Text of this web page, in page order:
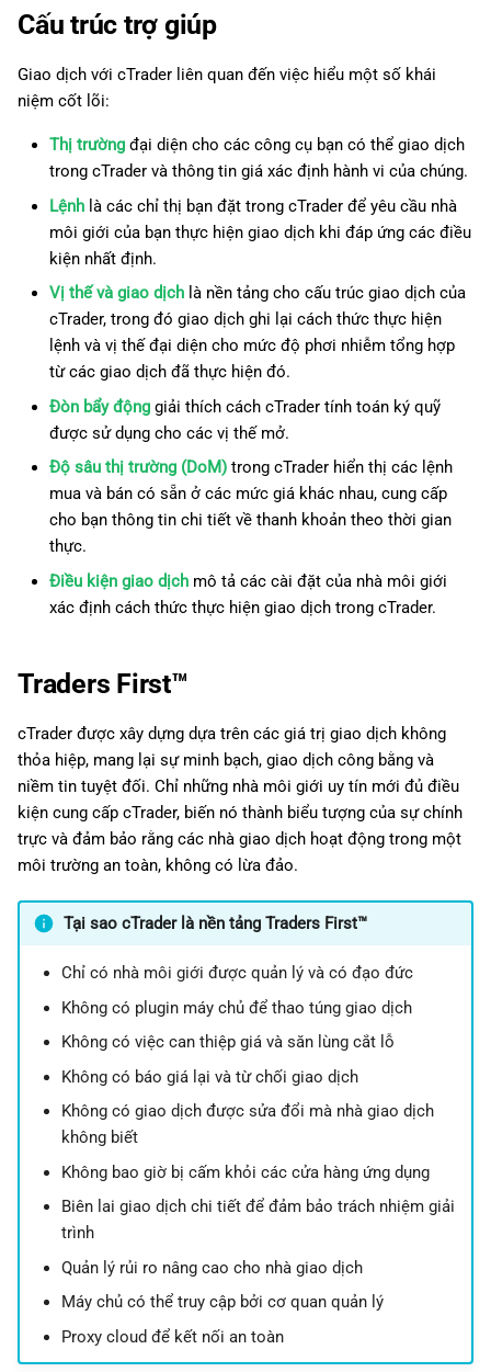
Cấu trúc trợ giúp
Giao dịch với cTrader liên quan đến việc hiểu một số khái
niệm cốt lõi:
Thị trườngđại diện cho các công cụ bạn có thể giao dịch
trong cTrader và thông tin giá xác định hành vi của chúng.
Lệnhlà các chỉ thị bạn đặt trong cTrader để yêu cầu nhà
môi giới của bạn thực hiện giao dịch khi đáp ứng các điều
kiện nhất định.
Vị thế và giao dịchlà nền tảng cho cấu trúc giao dịch của
cTrader, trong đó giao dịch ghi lại cách thức thực hiện
lệnh và vị thế đại diện cho mức độ phơi nhiễm tổng hợp
từ các giao dịch đã thực hiện đó.
Đòn bẩy độnggiải thích cách cTrader tính toán ký quỹ
được sử dụng cho các vị thế mở.
Độ sâu thị trường (DoM)trong cTrader hiển thị các lệnh
mua và bán có sẵn ở các mức giá khác nhau, cung cấp
cho bạn thông tin chi tiết về thanh khoản theo thời gian
thực.
Điều kiện giao dịchmô tả các cài đặt của nhà môi giới
xác định cách thức thực hiện giao dịch trong cTrader.
Traders First™
cTrader được xây dựng dựa trên các giá trị giao dịch không
thỏa hiệp, mang lại sự minh bạch, giao dịch công bằng và
niềm tin tuyệt đối. Chỉ những nhà môi giới uy tín mới đủ điều
kiện cung cấp cTrader, biến nó thành biểu tượng của sự chính
trực và đảm bảo rằng các nhà giao dịch hoạt động trong một
môi trường an toàn, không có lừa đảo.
Tại sao cTrader là nền tảng Traders First™
Chỉ có nhà môi giới được quản lý và có đạo đức
Không có plugin máy chủ để thao túng giao dịch
Không có việc can thiệp giá và săn lùng cắt lỗ
Không có báo giá lại và từ chối giao dịch
Không có giao dịch được sửa đổi mà nhà giao dịch
không biết
Không bao giờ bị cấm khỏi các cửa hàng ứng dụng
Biên lai giao dịch chi tiết để đảm bảo trách nhiệm giải
trình
Quản lý rủi ro nâng cao cho nhà giao dịch
Máy chủ có thể truy cập bởi cơ quan quản lý
Proxy cloud để kết nối an toàn